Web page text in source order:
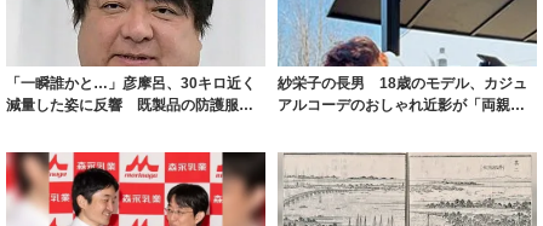
「一瞬誰かと…」彦摩呂、30キロ近く
減量した姿に反響 既製品の防護服が
紗栄子の長男 18歳のモデル、カジュ
アルコーデのおしゃれ近影が「両親の